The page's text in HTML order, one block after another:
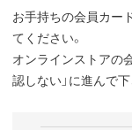
お手持ちの会員カー
てください。
オンラインストアの
認しない」に進んで下